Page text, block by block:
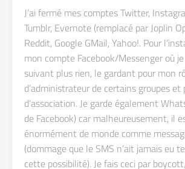
J’ai fermé mes comptes Twitter,
Tumblr, Evernote (remplacé par Joplin
Reddit, Google GMail, Yahoo!. Pour
mon compte Facebook/Messenger où
suivant plus rien, le gardant pour mon
d’administrateur de certains groupes et
d’association. Je garde également
de Facebook) car malheureusement, il
énormément de monde comme
(dommage que le SMS n’ait jamais eu
cette possibilité). Je fais ceci par